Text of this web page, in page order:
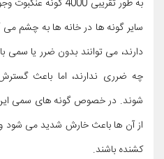
به طور تقریبی 4000
سایر گونه ها در خانه ها به چشم
دارند، می توانند بدون ضرر یا سمی
چه ضرری ندارند، اما باعث
شوند. در خصوص گونه های سمی
از آن ها باعث خارش شدید می شود و
کشنده باشند.